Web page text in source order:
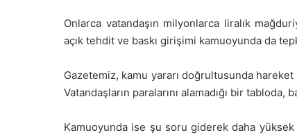
Onlarca vatandaşın milyonlarca liralık
açık tehdit ve baskı girişimi kamuoyunda da
Gazetemiz, kamu yararı doğrultusunda
Vatandaşların paralarını alamadığı bir
Kamuoyunda ise şu soru giderek daha